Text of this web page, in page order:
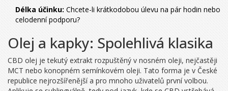
Délka účinku: Chcete-li krátkodobou úlevu na pár hodin nebo
celodenní podporu?
Olej a kapky: Spolehlivá klasika
CBD olej jetekutý extrakt rozpuštěný v nosném oleji, nejčastěji
MCT nebo konopném semínkovém oleji. Tato forma je v České
republice nejrozšířenější a pro mnoho uživatelů první volbou.